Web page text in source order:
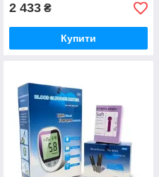
2 433 ₴
Купити